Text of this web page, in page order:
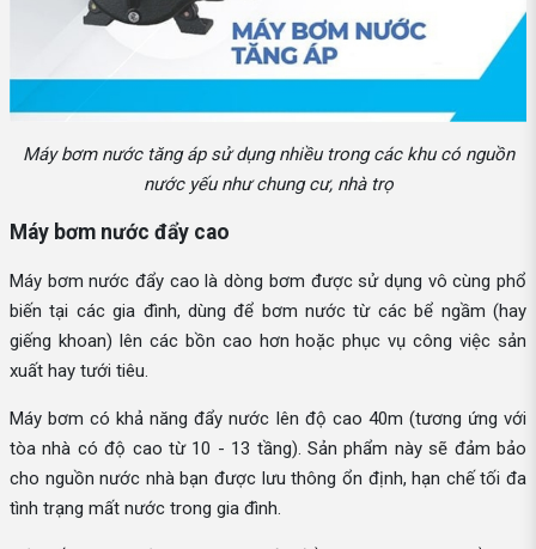
Máy bơm nước tăng áp sử dụng nhiều trong các khu có nguồn
nước yếu như chung cư, nhà trọ
Máy bơm nước đẩy cao
Máy bơm nước đẩy cao là dòng bơm được sử dụng vô cùng phổ
biến tại các gia đình, dùng để bơm nước từ các bể ngầm (hay
giếng khoan) lên các bồn cao hơn hoặc phục vụ công việc sản
xuất hay tưới tiêu.
Máy bơm có khả năng đẩy nước lên độ cao 40m (tương ứng với
tòa nhà có độ cao từ 10 - 13 tầng). Sản phẩm này sẽ đảm bảo
cho nguồn nước nhà bạn được lưu thông ổn định, hạn chế tối đa
tình trạng mất nước trong gia đình.